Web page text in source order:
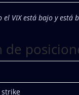
VIX está bajo y
de
strike